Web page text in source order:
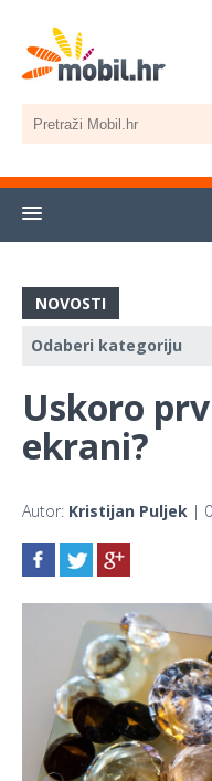
NOVOSTI
Uskoro
ekrani?
Autor: Kristijan Puljek |